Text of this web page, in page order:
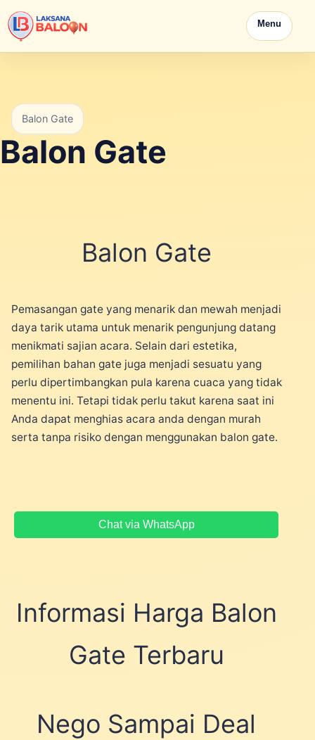
Menu
Balon Gate
Balon Gate
Balon Gate
Pemasangan gate yang menarik dan mewah menjadi
daya tarik utama untuk menarik pengunjung datang
menikmati sajian acara. Selain dari estetika,
pemilihan bahan gate juga menjadi sesuatu yang
perlu dipertimbangkan pula karena cuaca yang tidak
menentu ini. Tetapi tidak perlu takut karena saat ini
Anda dapat menghias acara anda dengan murah
serta tanpa risiko dengan menggunakan balon gate.
Chat via WhatsApp
Informasi Harga Balon
Gate Terbaru
Nego Sampai Deal